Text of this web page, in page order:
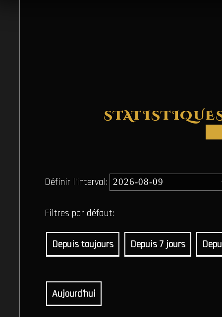
Définir l'interval:
Filtres par défaut:
Depuis toujours Depuis 7 jours
Aujourd'hui